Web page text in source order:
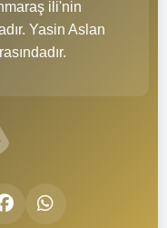
ili'nin
Yasin Aslan